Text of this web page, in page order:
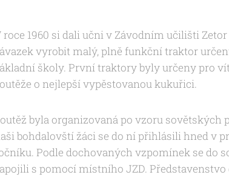
roce 1960 si dali učni v Závodním učilišti
vyrobit malý, plně funkční traktor
školy. První traktory byly určeny pro
o nejlepší vypěstovanou kukuřici.
byla organizovaná po vzoru sovětských
bohdalovští žáci se do ní přihlásili hned v
Podle dochovaných vzpomínek se do
s pomocí místního JZD. Představenstvo